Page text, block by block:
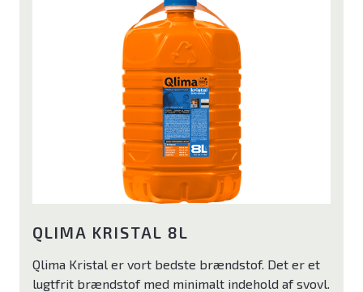
QLIMA KRISTAL 8L
Qlima Kristal er vort bedste brændstof. Det er et
lugtfrit brændstof med minimalt indehold af svovl.